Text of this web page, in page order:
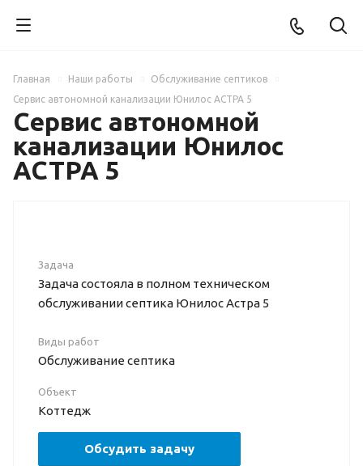
Главная Наши работы
Обслуживание септиков
Сервис автономной канализации Юнилос АСТРА 5
Сервис автономной
канализации Юнилос
АСТРА 5
Задача
Задача состояла в полном техническом
обслуживании септика Юнилос Астра 5
Виды работ
Обслуживание септика
Объект
Коттедж
Обсудить задачу